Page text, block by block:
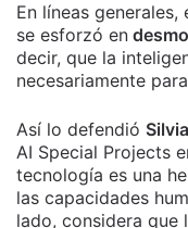
En líneas
se esforzó en
decir, que la
necesariamente
Así lo defendió
AI Special Projects
tecnología es una
las capacidades
lado, considera que